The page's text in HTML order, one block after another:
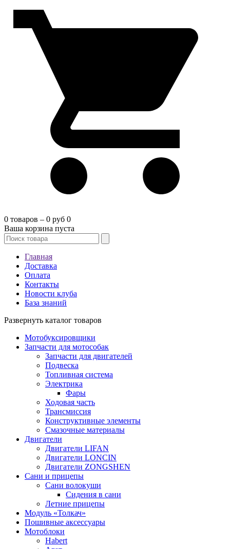
0 товаров – 0 руб 0
Ваша корзина пуста
Главная
Доставка
Оплата
Контакты
Новости клуба
База знаний
Развернуть каталог товаров
Мотобуксировщики
Запчасти для мотособак
Запчасти для двигателей
Подвеска
Топливная система
Электрика
Фары
Ходовая часть
Трансмиссия
Конструктивные элементы
Смазочные материалы
Двигатели
Двигатели LIFAN
Двигатели LONCIN
Двигатели ZONGSHEN
Сани и прицепы
Сани волокуши
Сидения в сани
Летние прицепы
Модуль «Толкач»
Пошивные аксессуары
Мотоблоки
Habert